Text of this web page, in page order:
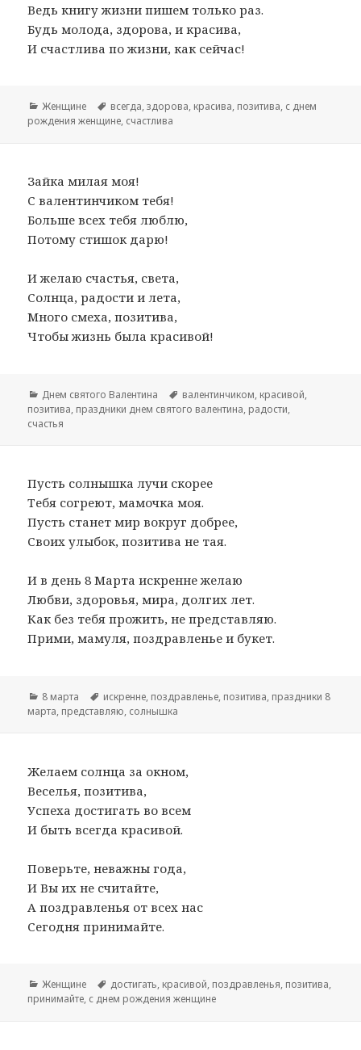
Ведь книгу жизни пишем только раз.
Будь молода, здорова, и красива,
И счастлива по жизни, как сейчас!
Рубрики
Женщине Метки
всегда,здорова, красива, позитива, с днем
рождения женщине, счастлива
Зайка милая моя!
С валентинчиком тебя!
Больше всех тебя люблю,
Потому стишок дарю!
И желаю счастья, света,
Солнца, радости и лета,
Много смеха, позитива,
Чтобы жизнь была красивой!
Рубрики
Днем святого Валентина Метки
валентинчиком, красивой,
позитива, праздники днем святого валентина, радости,
счастья
Пусть солнышка лучи скорее
Тебя согреют, мамочка моя.
Пусть станет мир вокруг добрее,
Своих улыбок, позитива не тая.
И в день 8 Марта искренне желаю
Любви, здоровья, мира, долгих лет.
Как без тебя прожить, не представляю.
Прими, мамуля, поздравленье и букет.
Рубрики
8 марта Метки
искренне, поздравленье, позитива, праздники 8
марта, представляю, солнышка
Желаем солнца за окном,
Веселья, позитива,
Успеха достигать во всем
И быть всегда красивой.
Поверьте, неважны года,
И Вы их не считайте,
А поздравленья от всех нас
Сегодня принимайте.
Рубрики
Женщине Метки
достигать, красивой, поздравленья, позитива,
принимайте, с днем рождения женщине